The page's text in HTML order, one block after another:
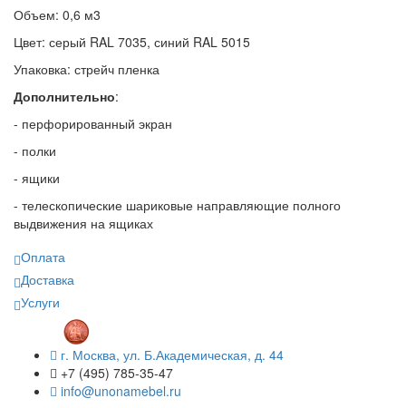
Объем: 0,6 м3
Цвет: серый RAL 7035, синий RAL 5015
Упаковка: стрейч пленка
Дополнительно:
- перфорированный экран
- полки
- ящики
- телескопические шариковые направляющие полного
выдвижения на ящиках
Оплата
Доставка
Услуги
г. Москва, ул. Б.Академическая, д. 44
+7 (495) 785-35-47
info@unonamebel.ru